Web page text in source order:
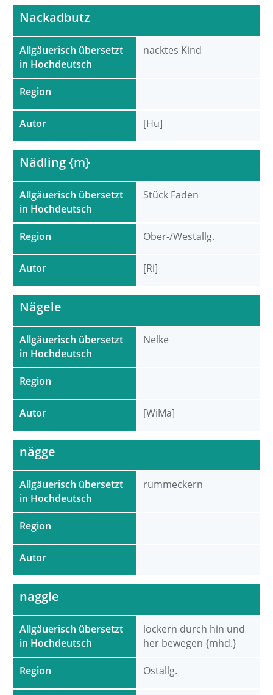
Allgäuerisch übersetzt
in Hochdeutsch
Region
Autor
Nackadbutz
nacktes Kind
[Hu]
Allgäuerisch übersetzt
in Hochdeutsch
Region
Autor
Nädling {m}
Stück Faden
Ober-/Westallg.
[Ri]
Allgäuerisch übersetzt
in Hochdeutsch
Region
Autor
Nägele
Nelke
[WiMa]
Allgäuerisch übersetzt
in Hochdeutsch
Region
Autor
nägge
rummeckern
Allgäuerisch übersetzt
in Hochdeutsch
Region
naggle
lockern durch hin und
her bewegen {mhd.}
Ostallg.